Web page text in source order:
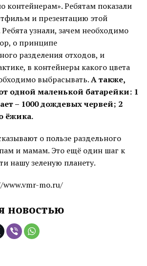
контейнерам». Ребятам показали
и презентацию этой
Ребята узнали, зачем необходимо
о принципе
разделения отходов, и
в контейнеры какого цвета
выбрасывать.А также,
одной маленькой батарейки: 1
– 1000 дождевых червей; 2
ёжика.
о пользе раздельного
и мамам. Это ещё один шаг к
нашу зеленую планету.
mo.ru/
новостью